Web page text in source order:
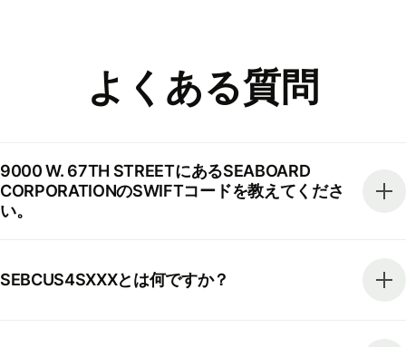
よくある質問
9000 W. 67TH STREETにあるSEABOARD
CORPORATIONのSWIFTコードを教えてくださ
い。
SEBCUS4SXXXとは何ですか？